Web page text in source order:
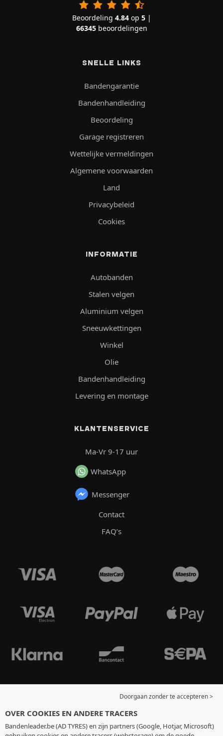
Beoordeling 4.84op 5|
66345beoordelingen
SNELLE LINKS
Bandengarantie
Bandenhandleiding
Beoordeling
Garage registreren
Wettelijke vermeldingen
Algemene voorwaarden
Land
Privacybeleid
Cookies
INFORMATIE
Autobanden
Stalen velgen
Aluminium velgen
Sneeuwkettingen
Winkel
Olie
Bandenhandleiding
Levering en montage
KLANTENSERVICE
Ma-Vr 9-17 uur
WhatsApp
Messenger
Contact
FAQ’s
Doorgaan zonder te accepteren >
OVER COOKIES EN ANDERE TRACERS
Bandenleader.be (AD TYRES) en zijn partners (Google, Hotjar, Microsoft)